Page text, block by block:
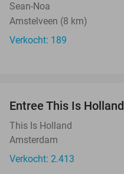
Sean-Noa
Amstelveen (8 km)
Verkocht: 189
Entree This Is Holland
This Is Holland
Amsterdam
Verkocht: 2.413